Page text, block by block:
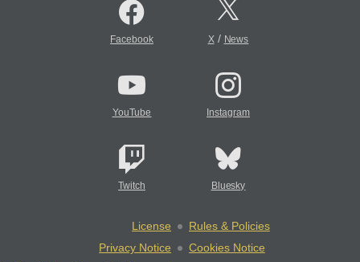
Facebook X/ News
YouTube Instagram
Twitch Bluesky
License
Rules & Policies
Privacy Notice
Cookies Notice